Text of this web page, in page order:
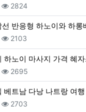
조회
2824
반응형 하노이와 하
조회
2103
하노이 마사지 가격 혜
조회
2695
베트남 다낭 나트랑 여
조회
2703